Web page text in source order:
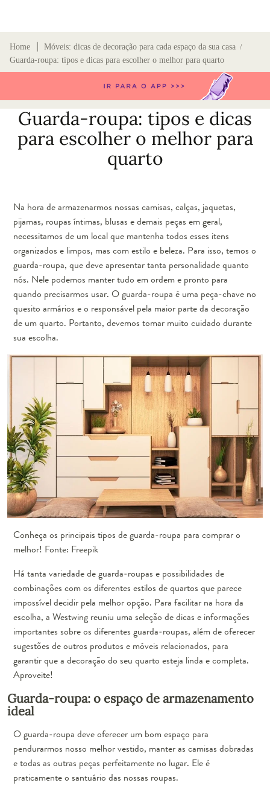
Home Móveis: dicas de decoração para cada espaço da sua casa /
Guarda-roupa: tipos e dicas para escolher o melhor para quarto
Guarda-roupa: tipos e dicas
para escolher o melhor para
quarto
Na hora de armazenarmos nossas camisas, calças, jaquetas,
pijamas, roupas íntimas, blusas e demais peças em geral,
necessitamos de um local que mantenha todos esses itens
organizados e limpos, mas com estilo e beleza. Para isso, temos o
guarda-roupa, que deve apresentar tanta personalidade quanto
nós. Nele podemos manter tudo em ordem e pronto para
quando precisarmos usar. O guarda-roupa é uma peça-chave no
quesito armários e o responsável pela maior parte da decoração
de um quarto. Portanto, devemos tomar muito cuidado durante
sua escolha.
Conheça os principais tipos de guarda-roupa para comprar o
melhor! Fonte: Freepik
Há tanta variedade de guarda-roupas e possibilidades de
combinações com os diferentes estilos de quartos que parece
impossível decidir pela melhor opção. Para facilitar na hora da
escolha, a Westwing reuniu uma seleção de dicas e informações
importantes sobre os diferentes guarda-roupas, além de oferecer
sugestões de outros produtos e móveis relacionados, para
garantir que a decoração do seu quarto esteja linda e completa.
Aproveite!
Guarda-roupa: o espaço de armazenamento
ideal
O guarda-roupa deve oferecer um bom espaço para
pendurarmos nosso melhor vestido, manter as camisas dobradas
e todas as outras peças perfeitamente no lugar. Ele é
praticamente o santuário das nossas roupas.